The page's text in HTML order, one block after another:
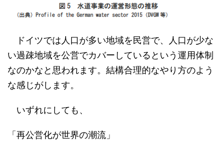
ドイツでは人口が多い地域を民営で、人口が少な
い過疎地域を公営でカバーしているという運用体制
なのかなと思われます。結構合理的なやり方のよう
な感じがします。
いずれにしても、
「再公営化が世界の潮流」